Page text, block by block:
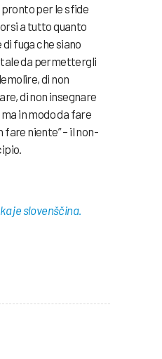
pronto per le sfide
a tutto quanto
fuga che siano
da permettergli
di non
di non insegnare
in modo da fare
fare niente” – il non-
je slovenščina.